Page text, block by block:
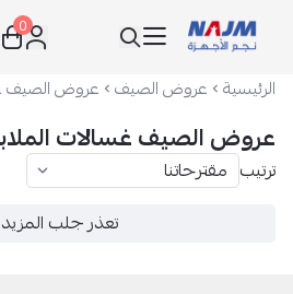
نجم الأجهزة
0
الرئيسية عروض الصيف عروض الصيف
عروض الصيف غسالات
ترتيب
تعذر جلب